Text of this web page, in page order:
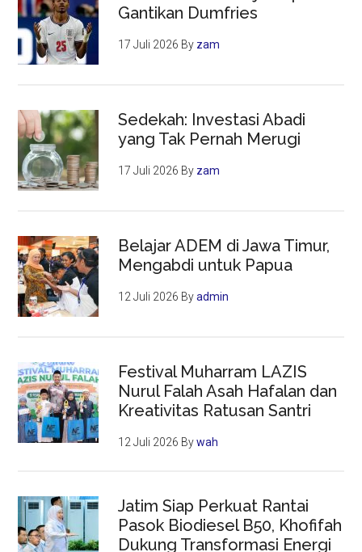
Gantikan Dumfries
17 Juli 2026 By zam
Sedekah: Investasi Abadi
yang Tak Pernah Merugi
17 Juli 2026 By zam
Belajar ADEM di Jawa Timur,
Mengabdi untuk Papua
12 Juli 2026 Byadmin
Festival Muharram LAZIS
Nurul Falah Asah Hafalan dan
Kreativitas Ratusan Santri
12 Juli 2026 Bywah
Jatim Siap Perkuat Rantai
Pasok Biodiesel B50, Khofifah
Dukung Transformasi Energi